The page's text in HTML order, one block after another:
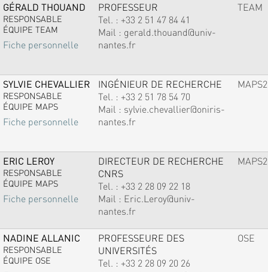
GÉRALD THOUAND
RESPONSABLE
ÉQUIPE TEAM
Fiche personnelle
PROFESSEUR
Tel. : +33 2 51 47 84 41
Mail : gerald.thouand@univ-
nantes.fr
TEAM
SYLVIE CHEVALLIER
RESPONSABLE
ÉQUIPE MAPS
Fiche personnelle
INGÉNIEUR DE RECHERCHE
Tel. : +33 2 51 78 54 70
Mail : sylvie.chevallier@oniris-
nantes.fr
MAPS2
ERIC LEROY
RESPONSABLE
ÉQUIPE MAPS
Fiche personnelle
DIRECTEUR DE RECHERCHE
CNRS
Tel. : +33 2 28 09 22 18
Mail : Eric.Leroy@univ-
nantes.fr
MAPS2
NADINE ALLANIC
RESPONSABLE
ÉQUIPE OSE
PROFESSEURE DES
UNIVERSITÉS
Tel. : +33 2 28 09 20 26
OSE